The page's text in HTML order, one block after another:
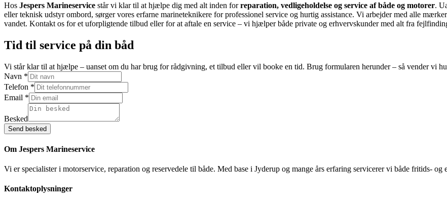
Hos Jespers Marineservice står vi klar til at hjælpe dig med alt inden forreparation, vedligeholdelse og service af både og motorer.
eller teknisk udstyr ombord, sørger vores erfarne marineteknikere for professionel service og hurtig assistance. Vi arbejder med alle
vandet. Kontakt os for et uforpligtende tilbud eller for at aftale en service – vi hjælper både private og erhvervskunder med alt fra
Tid til service på din båd
Vi står klar til at hjælpe – uanset om du har brug for rådgivning, et tilbud eller vil booke en tid. Brug formularen herunder – så vender vi
Navn *
Telefon *
Navn
Telefon
Email *
Besked
Send besked
Om Jespers Marineservice
Vi er specialister i motorservice, reparation og reservedele til både. Med base i Jyderup og mange års erfaring servicerer vi både fritids- og
Kontaktoplysninger